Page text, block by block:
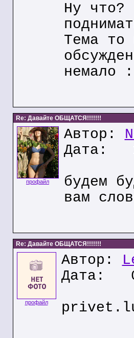
Ну что?
Тема то
немало
Re: Давайте ОБЩАТСЯ!!!!!!!
профайл
Автор:
Дата:
будем
вам
Re: Давайте ОБЩАТСЯ!!!!!!!
профайл
Автор:
Дата: